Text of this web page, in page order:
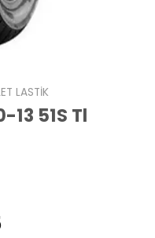
LASTIK
51S Tl
Şu